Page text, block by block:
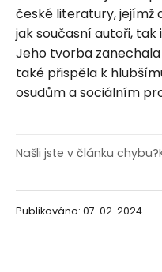
české literatury, jejímž
jak současní autoři,
Jeho tvorba
také přispěla k
osudům a sociálním
Našli jste v článku chybu?
Publikováno: 07. 02. 2024